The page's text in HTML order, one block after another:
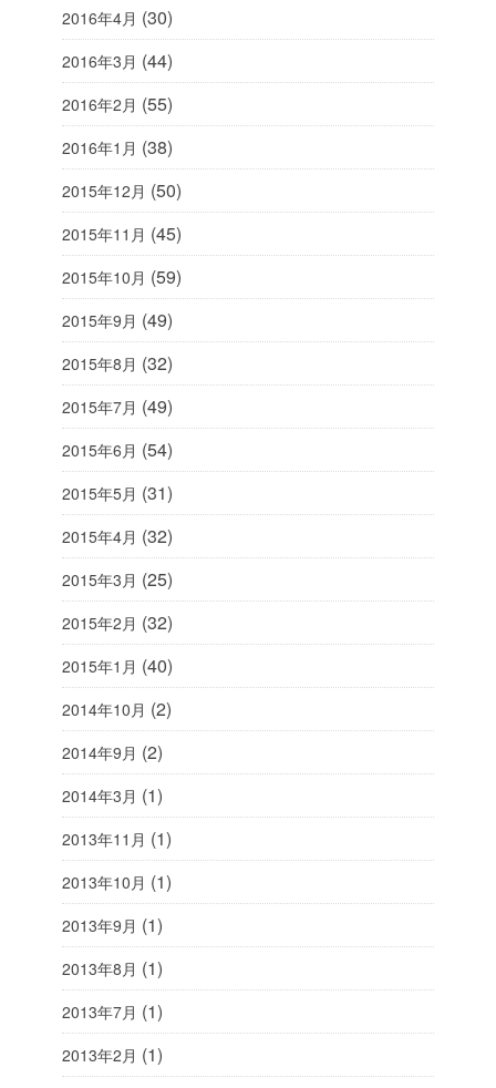
2016年4月 (30)
2016年3月 (44)
2016年2月 (55)
2016年1月 (38)
2015年12月 (50)
2015年11月 (45)
2015年10月 (59)
2015年9月 (49)
2015年8月 (32)
2015年7月 (49)
2015年6月 (54)
2015年5月 (31)
2015年4月 (32)
2015年3月 (25)
2015年2月 (32)
2015年1月 (40)
2014年10月 (2)
2014年9月 (2)
2014年3月 (1)
2013年11月 (1)
2013年10月 (1)
2013年9月 (1)
2013年8月 (1)
2013年7月 (1)
2013年2月 (1)